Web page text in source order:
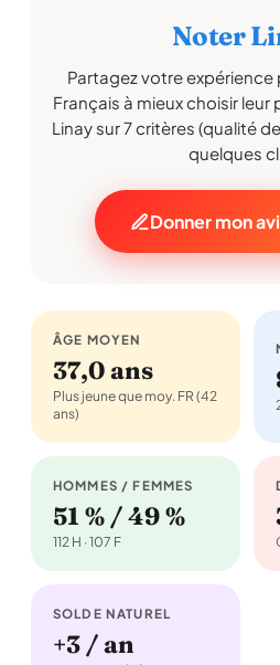
Noter
Partagez votre
Français à mieux choisir leur
Linay sur 7 critères (qualité
quelques
Donner mon
ÂGE MOYEN
37,0 ans
Plus jeune que moy. FR (42
ans)
HOMMES / FEMMES
51 % / 49 %
112 H · 107 F
SOLDE NATUREL
+3 / an